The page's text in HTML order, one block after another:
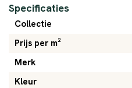
Specificaties
Collectie
Prijs per m²
Merk
Kleur